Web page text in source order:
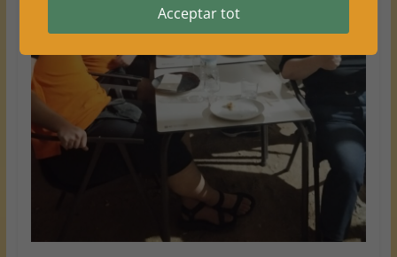
Acceptar tot